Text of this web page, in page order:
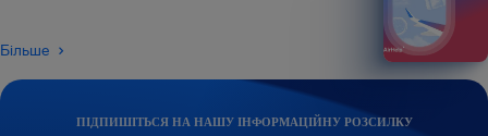
ПІДПИШІТЬСЯ НА НАШУ ІНФОРМАЦІЙНУ РОЗСИЛКУ
Більше